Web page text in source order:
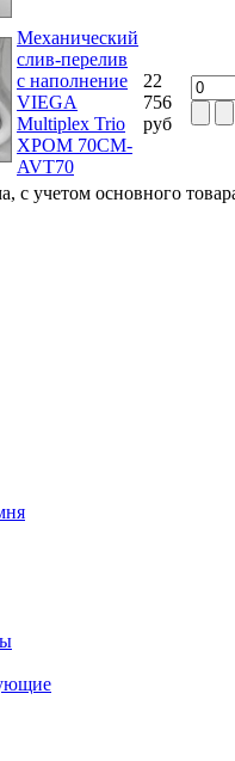
Механический
слив-перелив
с наполнение
VIEGA
Multiplex Trio
ХРОМ 70CM-
AVT70
22
756
руб
с учетом основного